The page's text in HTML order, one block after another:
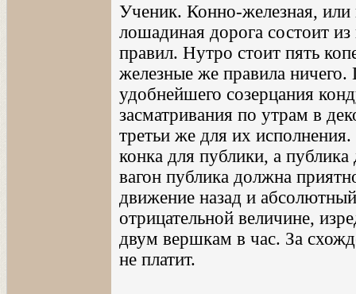
Ученик. Конно-железная,
лошадиная дорога состоит
правил. Нутро стоит пять
железные же правила ничего.
удобнейшего созерцания
засматривания по утрам в
третьи же для их
конка для публики, а
вагон публика должна
движение назад и
отрицательной величине,
двум вершкам в час. За
не платит.